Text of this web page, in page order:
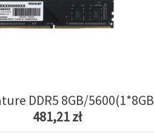
DDR5 8GB/
481,21 zł